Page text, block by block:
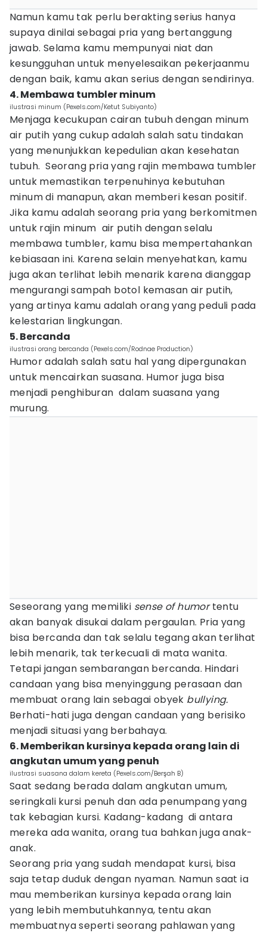
Namun kamu tak perlu berakting serius hanya
supaya dinilai sebagai pria yang bertanggung
jawab. Selama kamu mempunyai niat dan
kesungguhan untuk menyelesaikan pekerjaanmu
dengan baik, kamu akan serius dengan sendirinya.
4. Membawa tumbler minum
ilustrasi minum (Pexels.com/Ketut Subiyanto)
Menjaga kecukupan cairan tubuh dengan minum
air putih yang cukup adalah salah satu tindakan
yang menunjukkan kepedulian akan kesehatan
tubuh. Seorang pria yang rajin membawa tumbler
untuk memastikan terpenuhinya kebutuhan
minum di manapun, akan memberi kesan positif.
Jika kamu adalah seorang pria yang berkomitmen
untuk rajin minum air putih dengan selalu
membawa tumbler, kamu bisa mempertahankan
kebiasaan ini. Karena selain menyehatkan, kamu
juga akan terlihat lebih menarik karena dianggap
mengurangi sampah botol kemasan air putih,
yang artinya kamu adalah orang yang peduli pada
kelestarian lingkungan.
5. Bercanda
ilustrasi orang bercanda (Pexels.com/Rodnae Production)
Humor adalah salah satu hal yang dipergunakan
untuk mencairkan suasana. Humor juga bisa
menjadi penghiburan dalam suasana yang
murung.
Seseorang yang memiliki sense of humortentu
akan banyak disukai dalam pergaulan. Pria yang
bisa bercanda dan tak selalu tegang akan terlihat
lebih menarik, tak terkecuali di mata wanita.
Tetapi jangan sembarangan bercanda. Hindari
candaan yang bisa menyinggung perasaan dan
membuat orang lain sebagai obyek bullying.
Berhati-hati juga dengan candaan yang berisiko
menjadi situasi yang berbahaya.
6. Memberikan kursinya kepada orang lain di
angkutan umum yang penuh
ilustrasi suasana dalam kereta (Pexels.com/Berşah B)
Saat sedang berada dalam angkutan umum,
seringkali kursi penuh dan ada penumpang yang
tak kebagian kursi. Kadang-kadang di antara
mereka ada wanita, orang tua bahkan juga anak-
anak.
Seorang pria yang sudah mendapat kursi, bisa
saja tetap duduk dengan nyaman. Namun saat ia
mau memberikan kursinya kepada orang lain
yang lebih membutuhkannya, tentu akan
membuatnya seperti seorang pahlawan yang